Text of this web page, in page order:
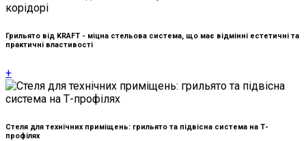
Грильято від KRAFT - міцна стельова система, що має відмінні естетичні та
практичні властивості
+
Стеля для технічних приміщень: грильято та підвісна система на Т-
профілях